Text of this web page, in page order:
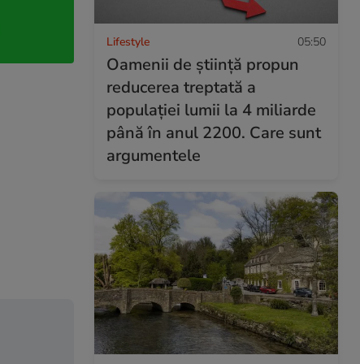
Lifestyle 05:50
Oamenii de știință propun
reducerea treptată a
populației lumii la 4 miliarde
până în anul 2200. Care sunt
argumentele